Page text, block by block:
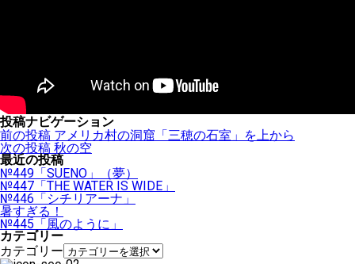
投稿ナビゲーション
前の投稿 アメリカ村の洞窟「三穂の石室」を上から
次の投稿 秋の空
最近の投稿
№449「SUENO」（夢）
№447「THE WATER IS WIDE」
№446「シチリアーナ」
暑すぎる！
№445「風のように」
カテゴリー
カテゴリー